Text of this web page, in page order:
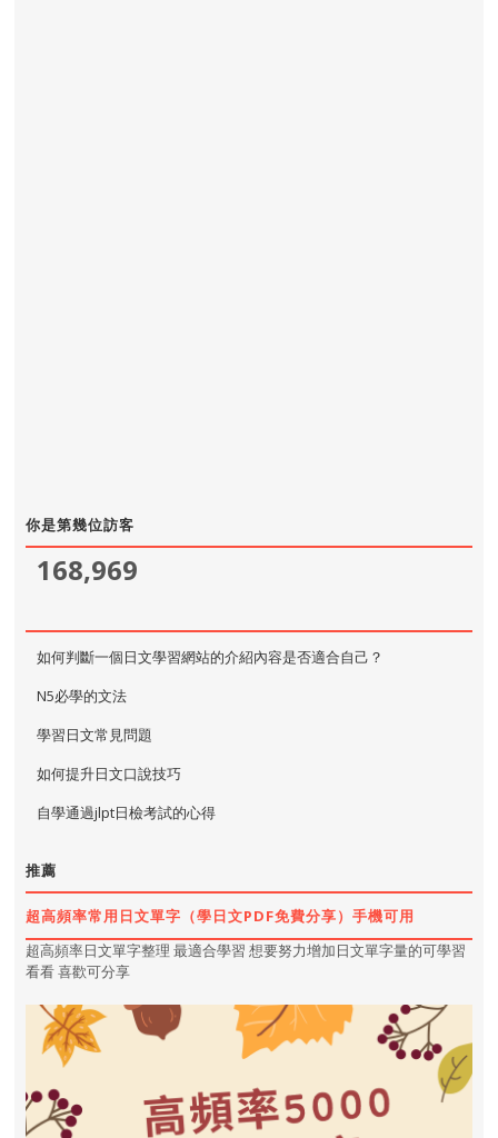
你是第幾位訪客
168,969
如何判斷一個日文學習網站的介紹內容是否適合自己？
N5必學的文法
學習日文常見問題
如何提升日文口說技巧
自學通過jlpt日檢考試的心得
推薦
超高頻率常用日文單字（學日文PDF免費分享）手機可用
超高頻率日文單字整理 最適合學習 想要努力增加日文單字量的可學習
看看 喜歡可分享